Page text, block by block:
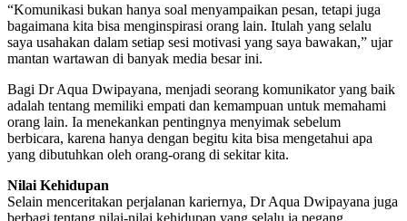
“Komunikasi bukan hanya soal menyampaikan pesan, tetapi juga
bagaimana kita bisa menginspirasi orang lain. Itulah yang selalu
saya usahakan dalam setiap sesi motivasi yang saya bawakan,” ujar
mantan wartawan di banyak media besar ini.
Bagi Dr Aqua Dwipayana, menjadi seorang komunikator yang baik
adalah tentang memiliki empati dan kemampuan untuk memahami
orang lain. Ia menekankan pentingnya menyimak sebelum
berbicara, karena hanya dengan begitu kita bisa mengetahui apa
yang dibutuhkan oleh orang-orang di sekitar kita.
Nilai Kehidupan
Selain menceritakan perjalanan kariernya, Dr Aqua Dwipayana juga
berbagi tentang nilai-nilai kehidupan yang selalu ia pegang.